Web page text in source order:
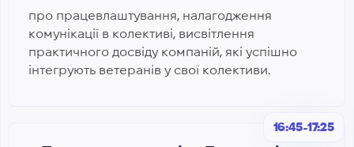
про працевлаштування, налагодження
комунікації в колективі, висвітлення
практичного досвіду компаній, які успішно
інтегрують ветеранів у свої колективи.
16:45-17:25